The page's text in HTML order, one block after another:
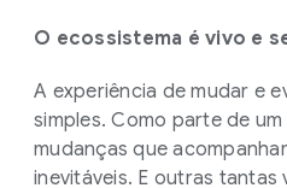
O ecossistema é vivo e
A experiência de mudar e
simples. Como parte de
mudanças que
inevitáveis. E outras